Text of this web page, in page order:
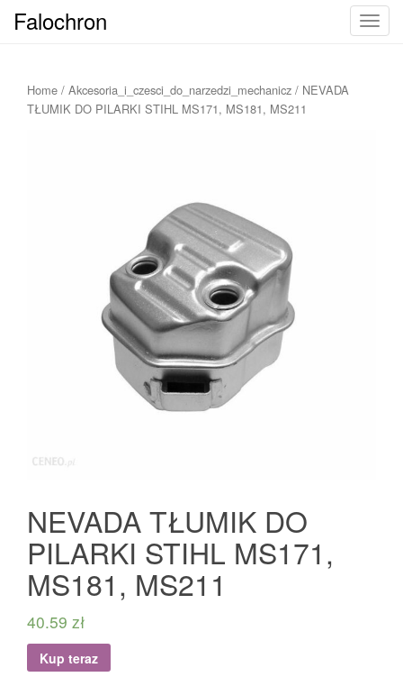
T
Falochron
Home / Akcesoria_i_czesci_do_narzedzi_mechanicz / NEVADA
TŁUMIK DO PILARKI STIHL MS171, MS181, MS211
NEVADA TŁUMIK DO
PILARKI STIHL MS171,
MS181, MS211
40.59 zł
Kup teraz